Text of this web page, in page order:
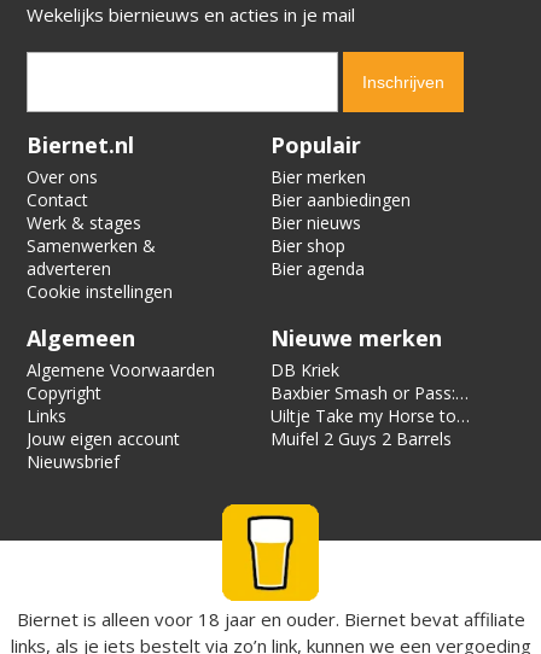
Wekelijks biernieuws en acties in je mail
Verification code:
Biernet.nl
Over ons
Contact
Werk & stages
Samenwerken &
adverteren
Cookie instellingen
Populair
Bier merken
Bier aanbiedingen
Bier nieuws
Bier shop
Bier agenda
Algemeen
Algemene Voorwaarden
Copyright
Links
Jouw eigen account
Nieuwsbrief
Nieuwe merken
DB Kriek
Baxbier Smash or Pass:
Strata
Uiltje Take my Horse to
the Hotel Room
Muifel 2 Guys 2 Barrels
Biernet is alleen voor 18 jaar en ouder. Biernet bevat affiliate
links, als je iets bestelt via zo’n link, kunnen we een vergoeding